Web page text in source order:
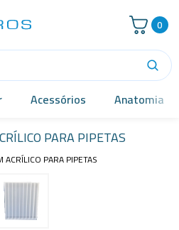
0
Acessórios Anatomia
PARA PIPETAS